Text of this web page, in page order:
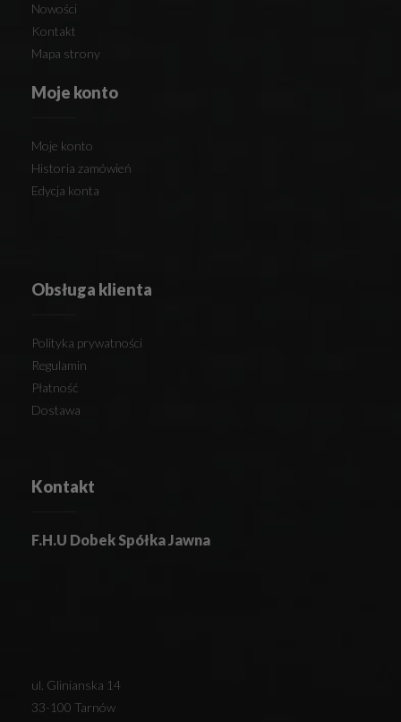
Nowości
Kontakt
Mapa strony
Moje konto
Moje konto
Historia zamówień
Edycja konta
Obsługa klienta
Polityka prywatności
Regulamin
Płatność
Dostawa
Kontakt
F.H.U Dobek Spółka Jawna
ul. Glinianska 14
33-100 Tarnów